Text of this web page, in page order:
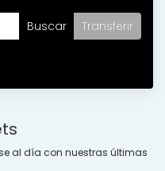
al día con nuestras últimas